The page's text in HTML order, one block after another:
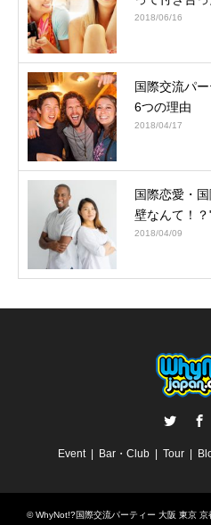
2018/06/16
国際交流パ
6つの理由
2018/04/17
国際恋愛・
壁なんて！
2018/04/09
Event Bar・Club Tour
©WhyNot!?国際交流パーティー 大阪 東京 京